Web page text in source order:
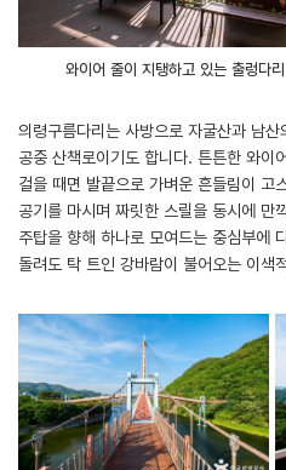
와이어 줄이 지탱하고 있는 출렁다
의령구름다리는 사방으로 자굴산과 남
공중 산책로이기도 합니다. 튼튼한 와이
걸을 때면 발끝으로 가벼운 흔들림이 고
공기를 마시며 짜릿한 스릴을 동시에 만
주탑을 향해 하나로 모여드는 중심부에
돌려도 탁 트인 강바람이 불어오는 이색